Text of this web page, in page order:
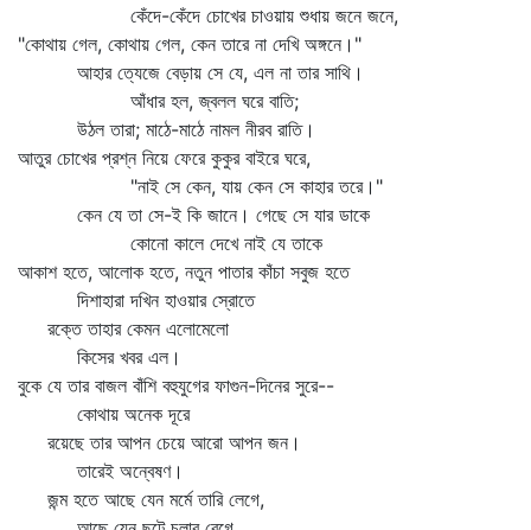
কেঁদে-কেঁদে চোখের চাওয়ায় শুধায় জনে জনে,
"কোথায় গেল, কোথায় গেল, কেন তারে না দেখি অঙ্গনে।"
আহার ত্যেজে বেড়ায় সে যে, এল না তার সাথি।
আঁধার হল, জ্বলল ঘরে বাতি;
উঠল তারা; মাঠে-মাঠে নামল নীরব রাতি।
আতুর চোখের প্রশ্ন নিয়ে ফেরে কুকুর বাইরে ঘরে,
"নাই সে কেন, যায় কেন সে কাহার তরে।"
কেন যে তা সে-ই কি জানে। গেছে সে যার ডাকে
কোনো কালে দেখে নাই যে তাকে
আকাশ হতে, আলোক হতে, নতুন পাতার কাঁচা সবুজ হতে
দিশাহারা দখিন হাওয়ার স্রোতে
রক্তে তাহার কেমন এলোমেলো
কিসের খবর এল।
বুকে যে তার বাজল বাঁশি বহুযুগের ফাগুন-দিনের সুরে--
কোথায় অনেক দূরে
রয়েছে তার আপন চেয়ে আরো আপন জন।
তারেই অন্বেষণ।
জন্ম হতে আছে যেন মর্মে তারি লেগে,